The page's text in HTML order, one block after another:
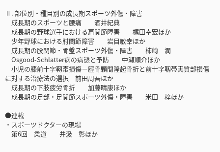
Ⅱ. 部位別・種目別の成長期スポーツ外傷・障害
成長期のスポーツと腰痛 酒井紀典
成長期の野球選手における肩関節障害 梶田幸宏ほか
少年野球における肘関節障害 岩目敏幸ほか
成長期の股関節・骨盤スポーツ外傷・障害 柿崎 潤
Osgood-Schlatter病の病態と予防 中瀬順介ほか
小児の膝前十字靱帯損傷－脛骨顆間隆起骨折と前十字靱帯実質部損傷
に対する治療法の選択 前田周吾ほか
成長期の下肢疲労骨折 加藤晴康ほか
成長期の足部・足関節スポーツ外傷・障害 米田 梓ほか
●連載
・スポーツドクターの現場
第6回 柔道 井汲 彰ほか